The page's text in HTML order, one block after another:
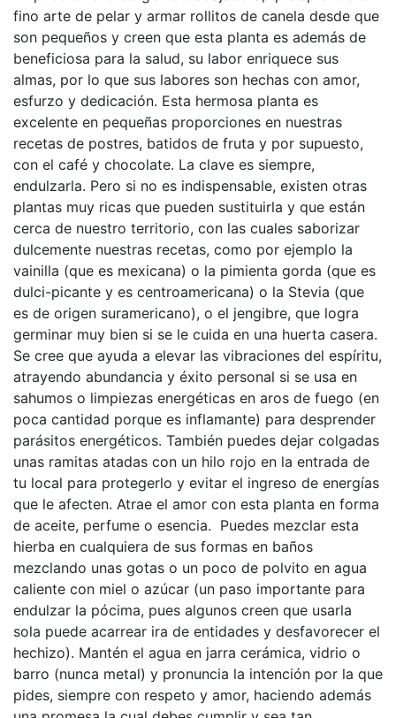
fino arte de pelar y armar rollitos de canela desde que
son pequeños y creen que esta planta es además de
beneficiosa para la salud, su labor enriquece sus
almas, por lo que sus labores son hechas con amor,
esfurzo y dedicación. Esta hermosa planta es
excelente en pequeñas proporciones en nuestras
recetas de postres, batidos de fruta y por supuesto,
con el café y chocolate. La clave es siempre,
endulzarla. Pero si no es indispensable, existen otras
plantas muy ricas que pueden sustituirla y que están
cerca de nuestro territorio, con las cuales saborizar
dulcemente nuestras recetas, como por ejemplo la
vainilla (que es mexicana) o la pimienta gorda (que es
dulci-picante y es centroamericana) o la Stevia (que
es de origen suramericano), o el jengibre, que logra
germinar muy bien si se le cuida en una huerta casera.
Se cree que ayuda a elevar las vibraciones del espíritu,
atrayendo abundancia y éxito personal si se usa en
sahumos o limpiezas energéticas en aros de fuego (en
poca cantidad porque es inflamante) para desprender
parásitos energéticos. También puedes dejar colgadas
unas ramitas atadas con un hilo rojo en la entrada de
tu local para protegerlo y evitar el ingreso de energías
que le afecten. Atrae el amor con esta planta en forma
de aceite, perfume o esencia. Puedes mezclar esta
hierba en cualquiera de sus formas en baños
mezclando unas gotas o un poco de polvito en agua
caliente con miel o azúcar (un paso importante para
endulzar la pócima, pues algunos creen que usarla
sola puede acarrear ira de entidades y desfavorecer el
hechizo). Mantén el agua en jarra cerámica, vidrio o
barro (nunca metal) y pronuncia la intención por la que
pides, siempre con respeto y amor, haciendo además